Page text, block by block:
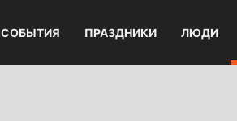
СОБЫТИЯ ПРАЗДНИКИ ЛЮДИ